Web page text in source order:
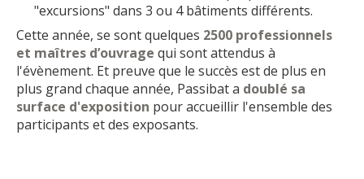
"excursions" dans 3 ou 4 bâtiments différents.
Cette année, se sont quelques 2500 professionnels
et maîtres d’ouvrage qui sont attendus à
l'évènement. Et preuve que le succès est de plus en
plus grand chaque année, Passibat a doublé sa
surface d'exposition pour accueillir l'ensemble des
participants et des exposants.